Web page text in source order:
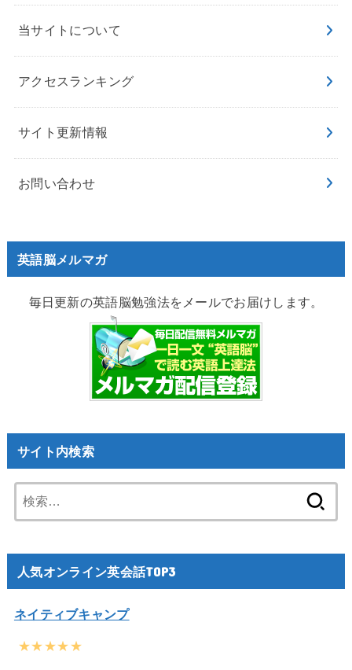
当サイトについて
アクセスランキング
サイト更新情報
お問い合わせ
英語脳メルマガ
毎日更新の英語脳勉強法をメールでお届けします。
サイト内検索
索:
人気オンライン英会話TOP3
ネイティブキャンプ
★★★★★